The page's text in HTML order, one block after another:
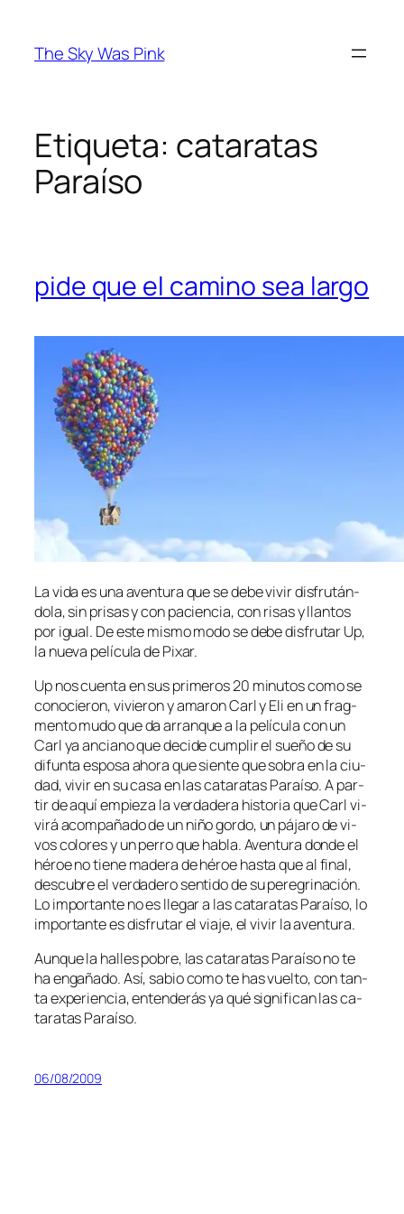
contenido
The Sky Was Pink
Etiqueta: cataratas
Paraíso
pide que el camino sea largo
La vi­da es una aven­tu­ra que se de­be vi­vir dis­fru­tán­
do­la, sin pri­sas y con pa­cien­cia, con ri­sas y llan­tos
por igual. De es­te mis­mo mo­do se de­be dis­fru­tar Up,
la nue­va pe­lí­cu­la de Pixar.
Up nos cuen­ta en sus pri­me­ros 20 mi­nu­tos co­mo se
co­no­cie­ron, vi­vie­ron y ama­ron Carl y Eli en un frag­
men­to mu­do que da arran­que a la pe­lí­cu­la con un
Carl ya an­ciano que de­ci­de cum­plir el sue­ño de su
di­fun­ta es­po­sa aho­ra que sien­te que so­bra en la ciu­
dad, vi­vir en su ca­sa en las ca­ta­ra­tas Paraíso. A par­
tir de aquí em­pie­za la ver­da­de­ra his­to­ria que Carl vi­
vi­rá acom­pa­ña­do de un ni­ño gor­do, un pá­ja­ro de vi­
vos co­lo­res y un pe­rro que ha­bla. Aventura don­de el
hé­roe no tie­ne ma­de­ra de hé­roe has­ta que al fi­nal,
des­cu­bre el ver­da­de­ro sen­ti­do de su pe­re­gri­na­ción.
Lo im­por­tan­te no es lle­gar a las ca­ta­ra­tas Paraíso, lo
im­por­tan­te es dis­fru­tar el via­je, el vi­vir la aventura.
Aunque la ha­lles po­bre, las ca­ta­ra­tas Paraíso no te
ha en­ga­ña­do. Así, sa­bio co­mo te has vuel­to, con tan­
ta ex­pe­rien­cia, en­ten­de­rás ya qué sig­ni­fi­can las ca­
ta­ra­tas Paraíso.
06/08/2009